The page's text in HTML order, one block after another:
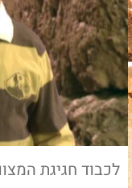
לכבוד חגיגת